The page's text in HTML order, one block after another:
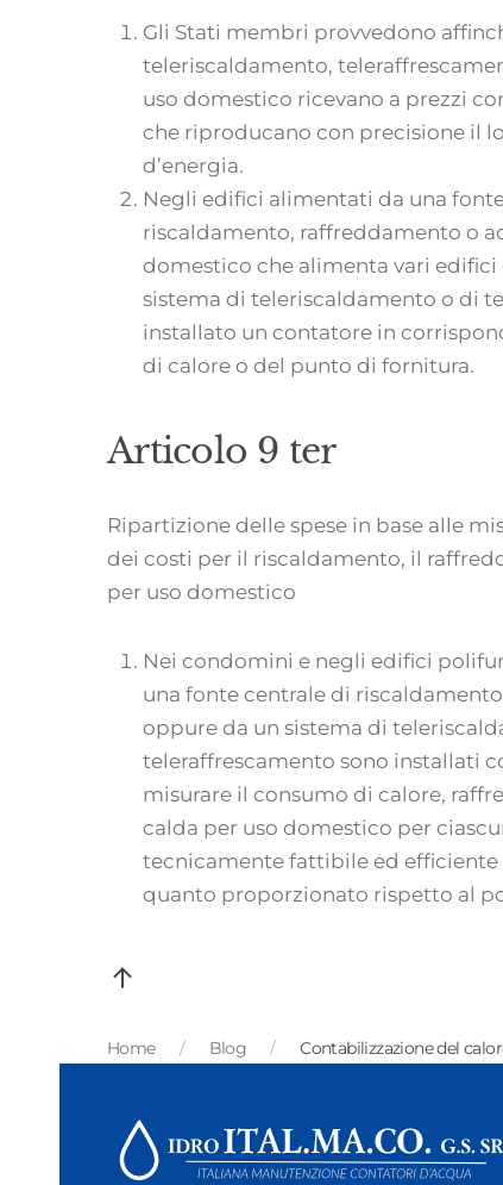
Gli Stati membri provvedono
teleriscaldamento,
uso domestico ricevano a prezzi
che riproducano con precisione il
d’energia.
Negli edifici alimentati da una
riscaldamento, raffreddamento o
domestico che alimenta vari
sistema di teleriscaldamento o di
installato un contatore in
di calore o del punto di fornitura.
Articolo 9 ter
Ripartizione delle spese in base alle
dei costi per il riscaldamento, il
per uso domestico
Nei condomini e negli edifici
una fonte centrale di
oppure da un sistema di
teleraffrescamento sono installati
misurare il consumo di calore,
calda per uso domestico per
tecnicamente fattibile ed
quanto proporzionato rispetto al
Home Blog Contabilizzazione del